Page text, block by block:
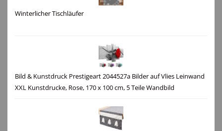
Winterlicher Tischläufer
Bild & Kunstdruck Prestigeart 2044527a Bilder auf Vlies Leinwand
XXL Kunstdrucke, Rose, 170 x 100 cm, 5 Teile Wandbild